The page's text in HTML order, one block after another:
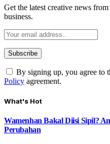
Get the latest creative news
business.
By signing up, you agree to
Policy agreement.
What's Hot
Wamenhan Bakal Diisi Sipil?
Perubahan